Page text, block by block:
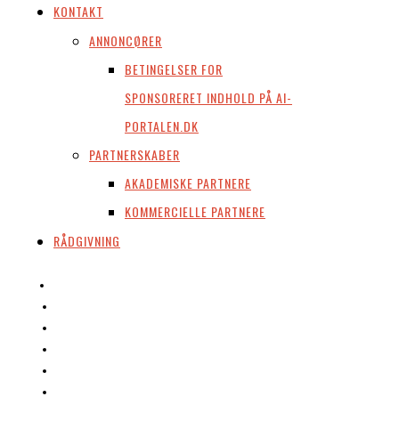
KONTAKT
ANNONCØRER
BETINGELSER FOR
SPONSORERET INDHOLD PÅ AI-
PORTALEN.DK
PARTNERSKABER
AKADEMISKE PARTNERE
KOMMERCIELLE PARTNERE
RÅDGIVNING